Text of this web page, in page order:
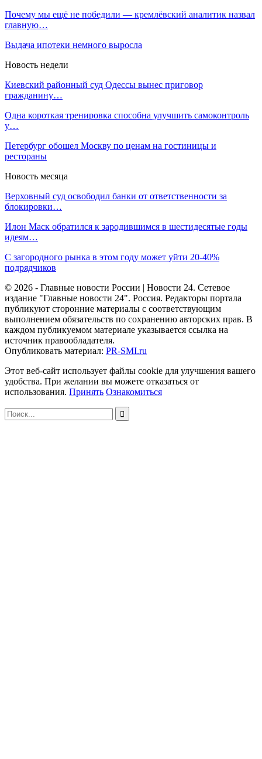
Почему мы ещё не победили — кремлёвский аналитик назвал
главную…
Выдача ипотеки немного выросла
Новость недели
Киевский районный суд Одессы вынес приговор
гражданину…
Одна короткая тренировка способна улучшить самоконтроль
у…
Петербург обошел Москву по ценам на гостиницы и
рестораны
Новость месяца
Верховный суд освободил банки от ответственности за
блокировки…
Илон Маск обратился к зародившимся в шестидесятые годы
идеям…
С загородного рынка в этом году может уйти 20-40%
подрядчиков
© 2026 - Главные новости России | Новости 24. Сетевое
издание "Главные новости 24". Россия. Редакторы портала
публикуют сторонние материалы с соответствующим
выполнением обязательств по сохранению авторских прав. В
каждом публикуемом материале указывается ссылка на
источник правообладателя.
Опубликовать материал: PR-SMI.ru
Этот веб-сайт использует файлы cookie для улучшения вашего
удобства. При желании вы можете отказаться от
использования. Принять Ознакомиться